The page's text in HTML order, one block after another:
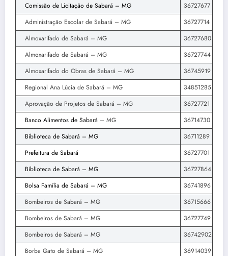
Comissão de Licitação de Sabará – MG
36727677
Administração Escolar de Sabará – MG
36727714
Almoxarifado de Sabará – MG
36727680
Almoxarifado de Sabará – MG
36727744
Almoxarifado do Obras de Sabará – MG
36745919
Regional Ana Lúcia de Sabará – MG
34851285
Aprovação de Projetos de Sabará – MG
36727721
Banco Alimentos de Sabará – MG
36714730
Biblioteca de Sabará – MG
36711289
Prefeitura de Sabará
36727701
Biblioteca de Sabará – MG
36727864
Bolsa Família de Sabará – MG
36741896
Bombeiros de Sabará – MG
36715666
Bombeiros de Sabará – MG
36727749
Bombeiros de Sabará – MG
36742902
Borba Gato de Sabará – MG
36914039